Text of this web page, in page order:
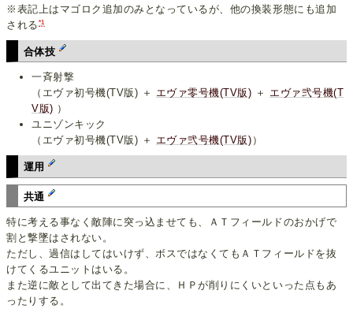
※表記上はマゴロク追加のみとなっているが、他の換装形態にも追加
される *1
合体技
一斉射撃
（エヴァ初号機(TV版) ＋ エヴァ零号機(TV版) ＋ エヴァ弐号機(T
V版) ）
ユニゾンキック
（エヴァ初号機(TV版) ＋ エヴァ弐号機(TV版) ）
運用
共通
特に考える事なく敵陣に突っ込ませても、ＡＴフィールドのおかげで
割と撃墜はされない。
ただし、過信はしてはいけず、ボスではなくてもＡＴフィールドを抜
けてくるユニットはいる。
また逆に敵として出てきた場合に、ＨＰが削りにくいといった点もあ
ったりする。